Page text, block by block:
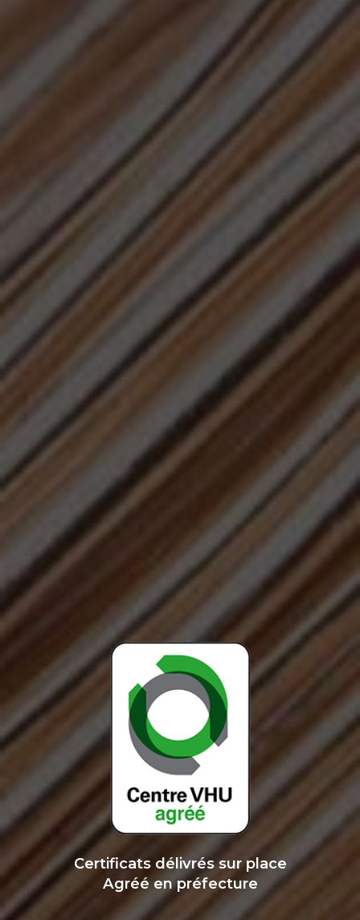
Certificats délivrés sur place
Agréé en préfecture